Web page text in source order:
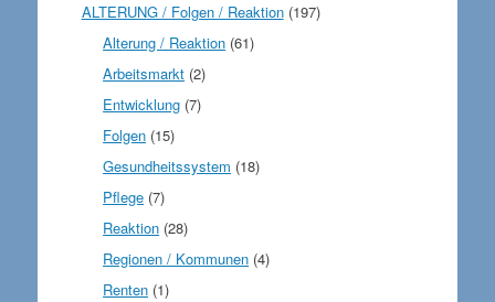
ALTERUNG / Folgen / Reaktion(197)
Alterung / Reaktion (61)
Arbeitsmarkt (2)
Entwicklung (7)
Folgen (15)
Gesundheitssystem (18)
Pflege (7)
Reaktion (28)
Regionen / Kommunen (4)
Renten (1)